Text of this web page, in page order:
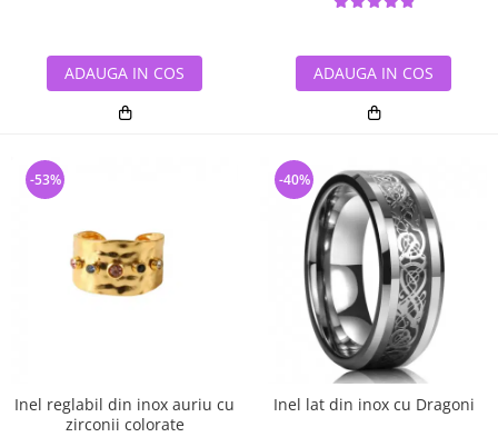
ADAUGA IN COS ADAUGA IN COS
Inel reglabil din inox auriu cu
zirconii colorate
-53%
Inel lat din inox cu Dragoni
-40%